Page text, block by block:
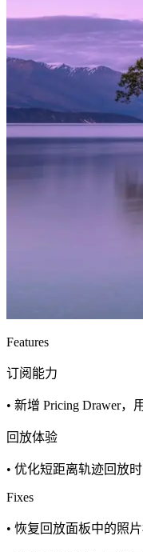
Features
订阅能力
• 新增 Pricing Drawer
回放体验
• 优化短距离轨迹回放
Fixes
• 恢复回放面板中的照